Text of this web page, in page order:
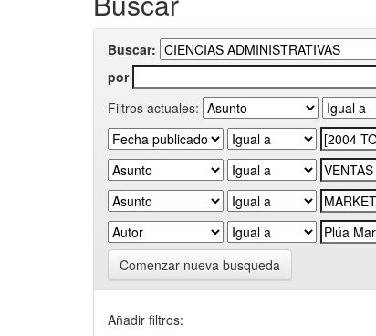
Buscar:
por
Filtros actuales:
Comenzar nueva busqueda
Añadir filtros: